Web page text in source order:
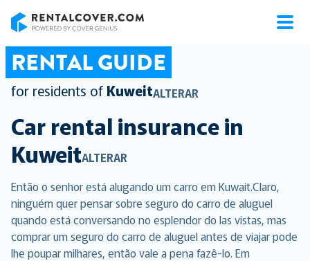
RENTAL GUIDE
for residents of KuweitALTERAR
Car rental insurance in
KuweitALTERAR
Então o senhor está alugando um carro em Kuwait.Claro,
ninguém quer pensar sobre seguro do carro de aluguel
quando está conversando no esplendor do las vistas, mas
comprar um seguro do carro de aluguel antes de viajar pode
lhe poupar milhares, então vale a pena fazê-lo. Em